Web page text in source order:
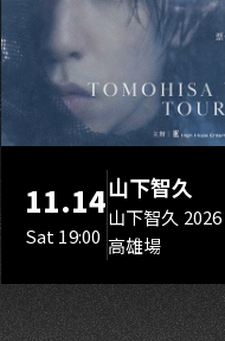
11.14
Sat 19:00
山下智久
山下智久
高雄場